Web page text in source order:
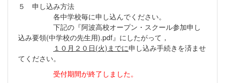
５ 申し込み方法
各中学校毎に申し込んでください。
下記の『阿波高校オープン・スクール参加申し
込み要領(中学校の先生用).pdf』にしたがって，
１０月２０日(火)までに申し込み手続きを済ませ
てください。
受付期間が終了しました。